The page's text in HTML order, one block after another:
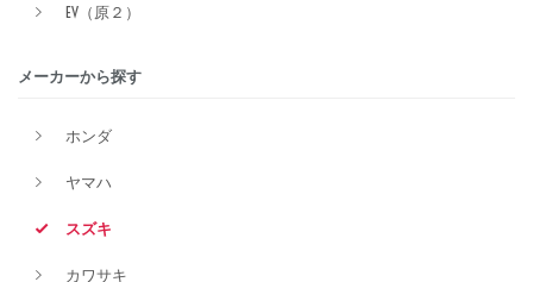
EV（原２）
メーカーから探す
ホンダ
ヤマハ
スズキ
カワサキ